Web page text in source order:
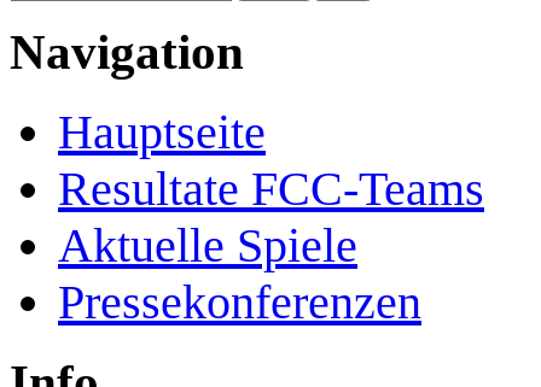
Navigation
Hauptseite
Resultate FCC-Teams
Aktuelle Spiele
Pressekonferenzen